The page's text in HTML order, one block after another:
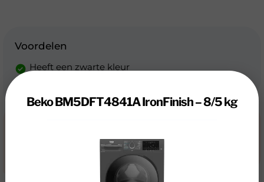
Voordelen
Heeft een zwarte kleur
Lage reviewscore (7.2)
Niet erg energiezuinig
Beko BM5DFT4841A IronFinish – 8/5 kg